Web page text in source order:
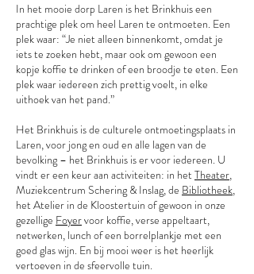
In het mooie dorp Laren is het Brinkhuis een
prachtige plek om heel Laren te ontmoeten. Een
plek waar: “Je niet alleen binnenkomt, omdat je
iets te zoeken hebt, maar ook om gewoon een
kopje koffie te drinken of een broodje te eten. Een
plek waar iedereen zich prettig voelt, in elke
uithoek van het pand.”
Het Brinkhuis is de culturele ontmoetingsplaats in
Laren, voor jong en oud en alle lagen van de
bevolking – het Brinkhuis is er voor iedereen. U
vindt er een keur aan activiteiten: in hetTheater,
Muziekcentrum Schering & Inslag, de Bibliotheek,
het Atelier in de Kloostertuin of gewoon in onze
gezellige Foyervoor koffie, verse appeltaart,
netwerken, lunch of een borrelplankje met een
goed glas wijn. En bij mooi weer is het heerlijk
vertoeven in de sfeervolle tuin.